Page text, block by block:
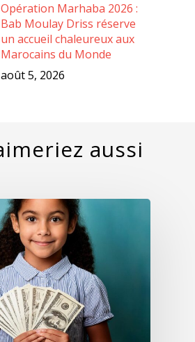
Opération Marhaba 2026 :
Bab Moulay Driss réserve
un accueil chaleureux aux
Marocains du Monde
août 5, 2026